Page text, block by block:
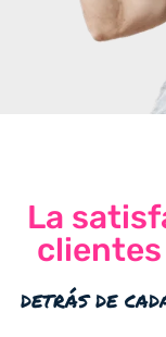
La
detrás de